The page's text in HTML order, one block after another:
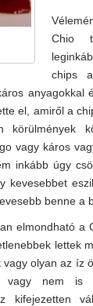
Chio
chips
anyagokkal
el, amiről a
körülmények
vagy káros
inkább úgy
kevesebbet
benne a
elmondható a
lettek
vagy olyan az íz
vagy nem is
kifejezetten